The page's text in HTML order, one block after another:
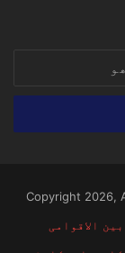
بین الاقوامی